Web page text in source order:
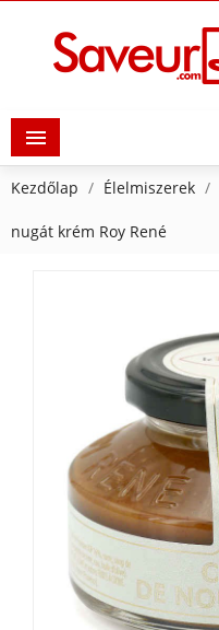

Kezdőlap Élelmiszerek
nugát krém Roy René